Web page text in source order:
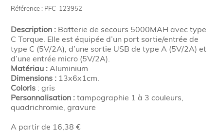
Référence : PFC-123952
A partir de 16,38 €
Description : Batterie de secours 5000MAH avec type
C Torque. Elle est équipée d’un port sortie/entrée de
type C (5V/2A), d’une sortie USB de type A (5V/2A) et
d’une entrée micro (5V/2A).
Matériau : Aluminium
Dimensions : 13x6x1cm.
Coloris : gris
Personnalisation : tampographie 1 à 3 couleurs,
quadrichromie, gravure